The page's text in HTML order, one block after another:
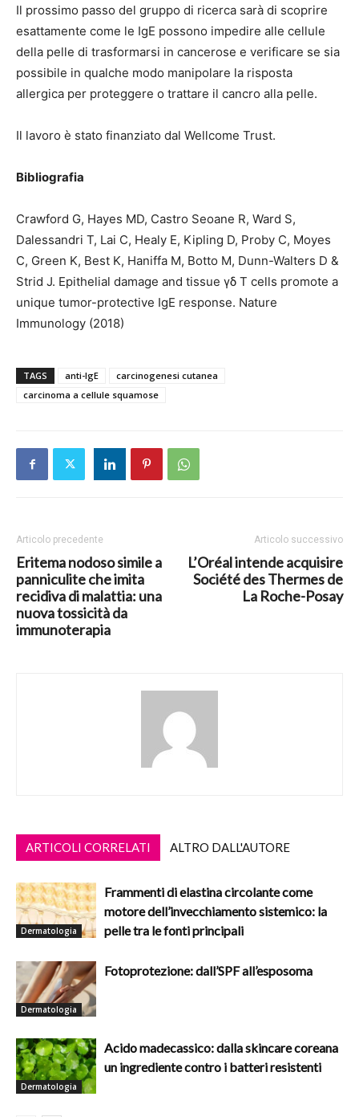
Il prossimo passo del gruppo di ricerca sarà di scoprire
esattamente come le IgE possono impedire alle cellule
della pelle di trasformarsi in cancerose e verificare se sia
possibile in qualche modo manipolare la risposta
allergica per proteggere o trattare il cancro alla pelle.
Il lavoro è stato finanziato dal Wellcome Trust.
Bibliografia
Crawford G, Hayes MD, Castro Seoane R, Ward S,
Dalessandri T, Lai C, Healy E, Kipling D, Proby C, Moyes
C, Green K, Best K, Haniffa M, Botto M, Dunn-Walters D &
Strid J. Epithelial damage and tissue γδ T cells promote a
unique tumor-protective IgE response. Nature
Immunology (2018)
TAGS anti-IgE
carcinogenesi cutanea
carcinoma a cellule squamose
Articolo precedente
Eritema nodoso simile a
panniculite che imita
recidiva di malattia: una
nuova tossicità da
immunoterapia
Articolo successivo
L’Oréal intende acquisire
Société des Thermes de
La Roche-Posay
ARTICOLI CORRELATI ALTRO DALL'AUTORE
Dermatologia
Frammenti di elastina circolante come
motore dell’invecchiamento sistemico: la
pelle tra le fonti principali
Dermatologia
Fotoprotezione: dall’SPF all’esposoma
Dermatologia
Acido madecassico: dalla skincare coreana
un ingrediente contro i batteri resistenti